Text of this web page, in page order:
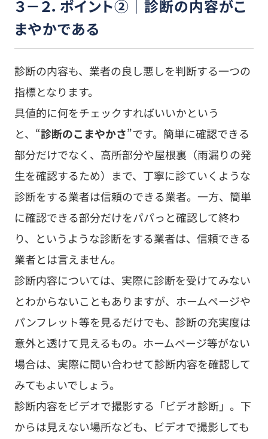
３－２．ポイント②｜診断の内容がこ
まやかである
診断の内容も、業者の良し悪しを判断する一つの
指標となります。
具値的に何をチェックすればいいかという
と、“診断のこまやかさ”です。簡単に確認できる
部分だけでなく、高所部分や屋根裏（雨漏りの発
生を確認するため）まで、丁寧に診ていくような
診断をする業者は信頼のできる業者。一方、簡単
に確認できる部分だけをパパっと確認して終わ
り、というような診断をする業者は、信頼できる
業者とは言えません。
診断内容については、実際に診断を受けてみない
とわからないこともありますが、ホームページや
パンフレット等を見るだけでも、診断の充実度は
意外と透けて見えるもの。ホームページ等がない
場合は、実際に問い合わせて診断内容を確認して
みてもよいでしょう。
診断内容をビデオで撮影する「ビデオ診断」。下
からは見えない場所なども、ビデオで撮影しても